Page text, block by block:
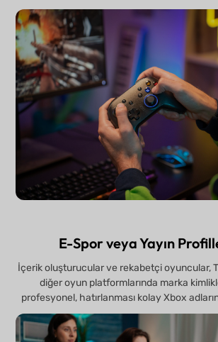
E-Spor veya Yayın
İçerik oluşturucular ve rekabetçi oyuncular,
diğer oyun platformlarında marka
profesyonel, hatırlanması kolay Xbox